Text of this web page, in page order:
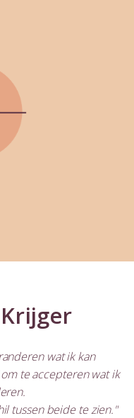
wat ik kan
te accepteren wat ik
tussen beide te zien."